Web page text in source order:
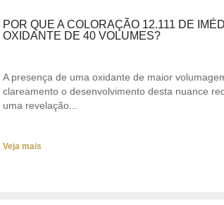
POR QUE A COLORAÇÃO 12.111 DE
OXIDANTE DE 40 VOLUMES?
A presença de uma oxidante de maior
clareamento o desenvolvimento desta nuance
uma revelação...
Veja mais